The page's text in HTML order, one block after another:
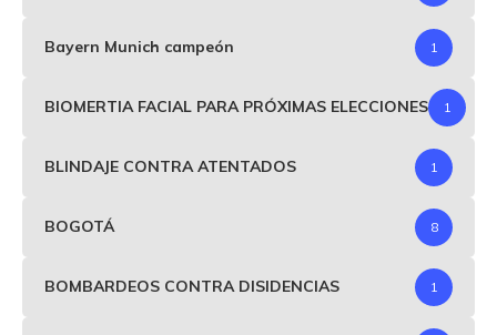
Bayern Munich campeón 1
BIOMERTIA FACIAL PARA PRÓXIMAS ELECCIONES 1
BLINDAJE CONTRA ATENTADOS 1
BOGOTÁ 8
BOMBARDEOS CONTRA DISIDENCIAS 1